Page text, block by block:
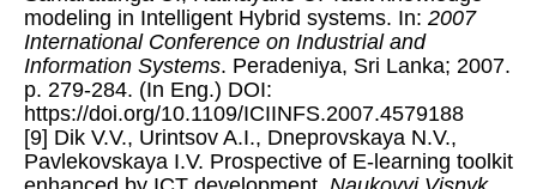
modeling in Intelligent Hybrid systems. In: 2007
International Conference on Industrial and
Information Systems. Peradeniya, Sri Lanka; 2007.
p. 279-284. (In Eng.) DOI:
https://doi.org/10.1109/ICIINFS.2007.4579188
[9] Dik V.V., Urintsov A.I., Dneprovskaya N.V.,
Pavlekovskaya I.V. Prospective of E-learning toolkit